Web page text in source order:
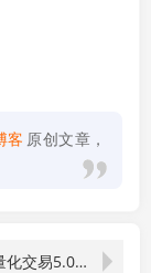
客 原创文章，
最新AI量化交易5.0，小白轻松操作，绿色稳定！日入1000+